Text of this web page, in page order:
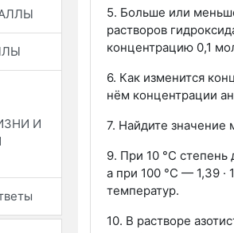
И
5. Больше или
растворов
концентрацию 0,1
6. Как изменится
нём концентрации
7. Найдите значение
9. При 10 °С
а при 100 °С — 1,39 ·
температур.
10. В растворе